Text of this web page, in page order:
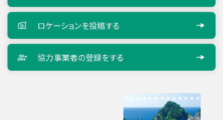
ロケーションを投稿する
協力事業者の登録をする